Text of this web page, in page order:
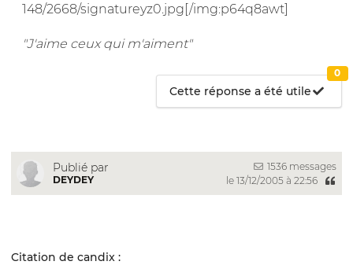
148/2668/signatureyz0.jpg[/img:p64q8awt]
"J'aime ceux qui m'aiment"
Cette réponse a été utile
0
Publié par
DEYDEY
1536 messages
le 13/12/2005 à 22:56
Citation de candix :